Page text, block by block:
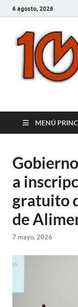
6 agosto, 2026
MENÚ
a
gratuito
de
7 mayo, 2026